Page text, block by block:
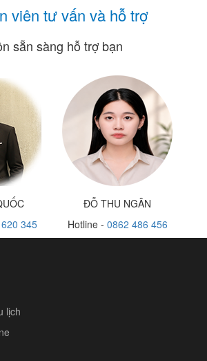
viên tư vấn và hỗ trợ
sẵn sàng hỗ trợ bạn
345
ĐỖ THU NGÂN
Hotline - 0862 486 456
lịch